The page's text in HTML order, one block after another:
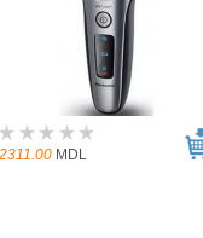
2311.00 MDL